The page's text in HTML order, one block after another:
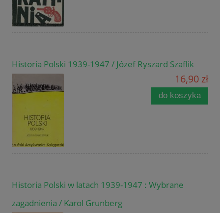
Historia Polski 1939-1947 / Józef Ryszard Szaflik
16,90 zł
do koszyka
Historia Polski w latach 1939-1947 : Wybrane
zagadnienia / Karol Grunberg